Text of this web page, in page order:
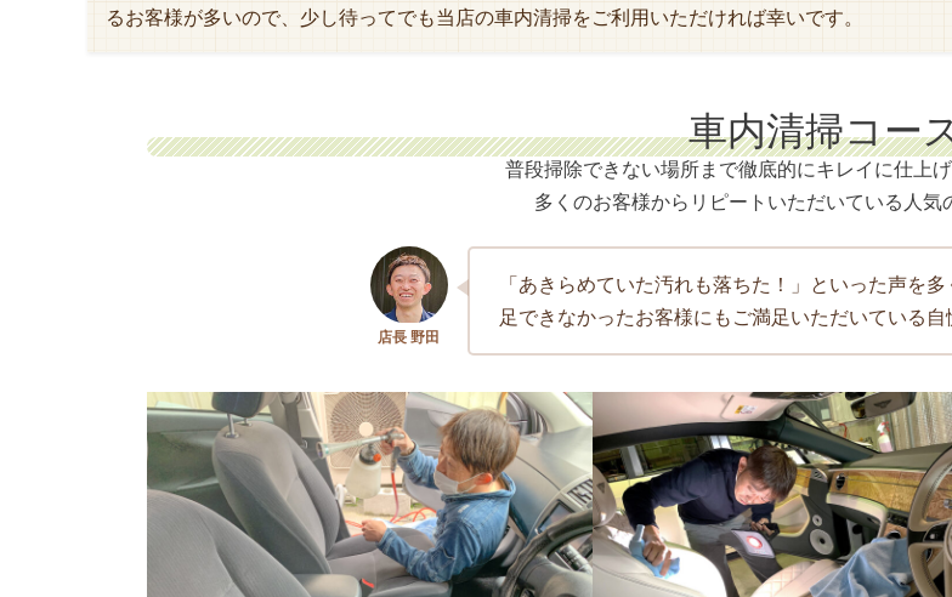
るお客様が多いので、少し待ってでも当店の車内清掃をご利用いただければ幸いです。
車内清掃コー
普段掃除できない場所まで徹底的にキレイに仕上げ
多くのお客様からリピートいただいている人気
「あきらめていた汚れも落ちた！」といった声を
足できなかったお客様にもご満足いただいている自